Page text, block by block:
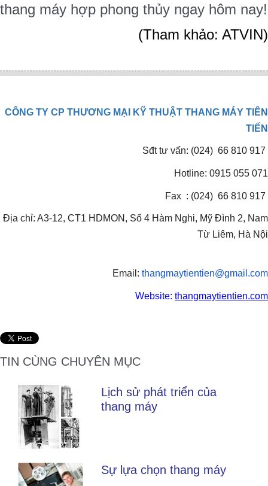
thang máy hợp phong thủy ngay hôm nay!
(Tham khảo: ATVIN)
CÔNG TY CP THƯƠNG MẠI KỸ THUẬT THANG MÁY TIÊN
TIẾN
Sđt tư vấn: (024) 66 810 917
Hotline: 0915 055 071
Fax : (024) 66 810 917
Địa chỉ: A3-12, CT1 HDMON, Số 4 Hàm Nghi, Mỹ Đình 2, Nam
Từ Liêm, Hà Nội
Email: thangmaytientien@gmail.com
Website: thangmaytientien.com
TIN CÙNG CHUYÊN MỤC
Lịch sử phát triển của
thang máy
Sự lựa chọn thang máy